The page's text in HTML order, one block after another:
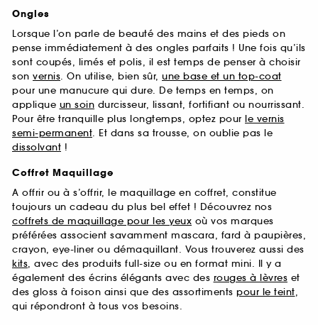
Ongles
Lorsque l’on parle de beauté des mains et des pieds on
pense immédiatement à des ongles parfaits ! Une fois qu’ils
sont coupés, limés et polis, il est temps de penser à choisir
son vernis. On utilise, bien sûr, une base et un top-coat
pour une manucure qui dure. De temps en temps, on
applique un soin durcisseur, lissant, fortifiant ou nourrissant.
Pour être tranquille plus longtemps, optez pour le vernis
semi-permanent. Et dans sa trousse, on oublie pas le
dissolvant !
Coffret Maquillage
A offrir ou à s’offrir, le maquillage en coffret, constitue
toujours un cadeau du plus bel effet ! Découvrez nos
coffrets de maquillage pour les yeux où vos marques
préférées associent savamment mascara, fard à paupières,
crayon, eye-liner ou démaquillant. Vous trouverez aussi des
kits, avec des produits full-size ou en format mini. Il y a
également des écrins élégants avec des rouges à lèvres et
des gloss à foison ainsi que des assortiments pour le teint,
qui répondront à tous vos besoins.